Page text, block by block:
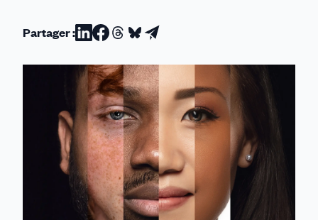
Partager :Partager
sur
Linkedin
Partager
sur
Facebook
Partager
sur
Threads
Partager
sur
Bluesky
Partager
par
email